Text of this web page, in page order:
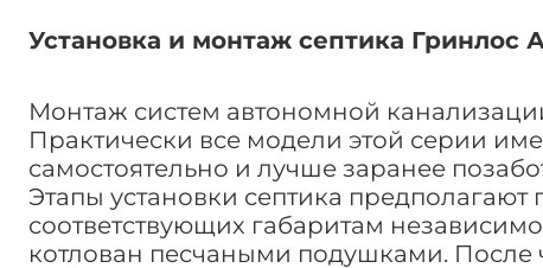
Установка и монтаж септика Гринлос
Монтаж систем автономной
Практически все модели этой серии
самостоятельно и лучше заранее
Этапы установки септика
соответствующих габаритам
котлован песчаными подушками. После